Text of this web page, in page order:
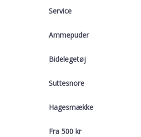
Service
Ammepuder
Bidelegetøj
Suttesnore
Hagesmække
Fra 500 kr